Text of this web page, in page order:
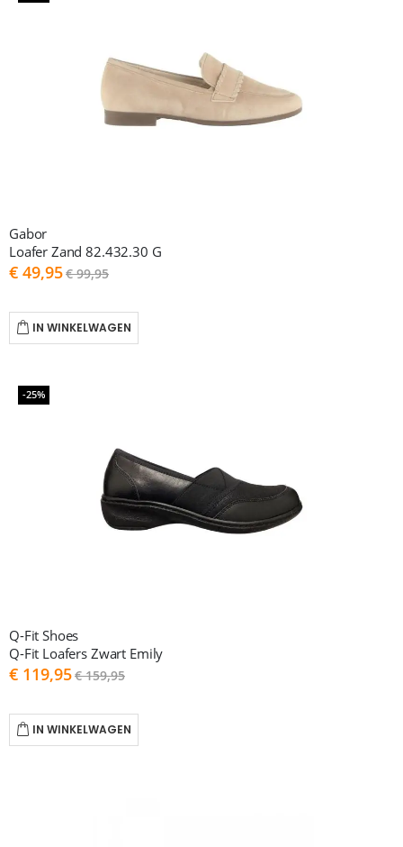
Gabor
Loafer Zand 82.432.30 G
As
low
€ 49,95€ 99,95
IN WINKELWAGEN
-25%
Q-Fit Shoes
Q-Fit Loafers Zwart Emily
As
low
€ 119,95€ 159,95
IN WINKELWAGEN